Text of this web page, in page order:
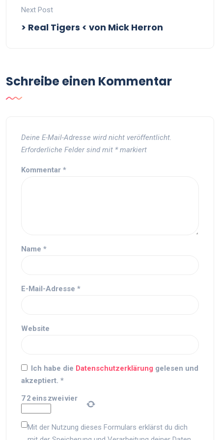
Next Post
> Real Tigers < von Mick Herron
Schreibe einen Kommentar
Deine E-Mail-Adresse wird nicht veröffentlicht.
Erforderliche Felder sind mit *markiert
Kommentar *
Name *
E-Mail-Adresse *
Website
Ich habe die Datenschutzerklärung gelesen und
akzeptiert. *
72 einszweivier
Mit der Nutzung dieses Formulars erklärst du dich